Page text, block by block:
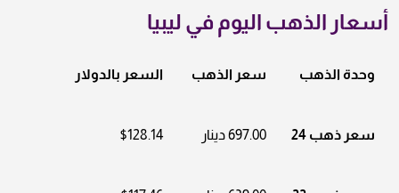
أسعار الذهب اليوم في ليبيا
وحدة الذهب سعر الذهب السعر بالدولار
سعر ذهب 24 697.00 دينار $128.14